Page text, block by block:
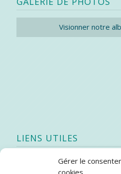
Gérer le
cookies
Visionner notre
LIENS UTILES
Quoi de neuf